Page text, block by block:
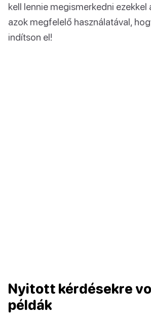
kell lennie megismerkedni ezekkel
azok megfelelő használatával,
indítson el!
Nyitott kérdésekre
példák